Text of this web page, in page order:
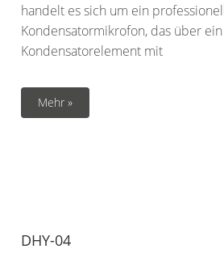
handelt es sich um ein
Kondensatormikrofon, das über
Kondensatorelement mit
Mehr »
DHY-04